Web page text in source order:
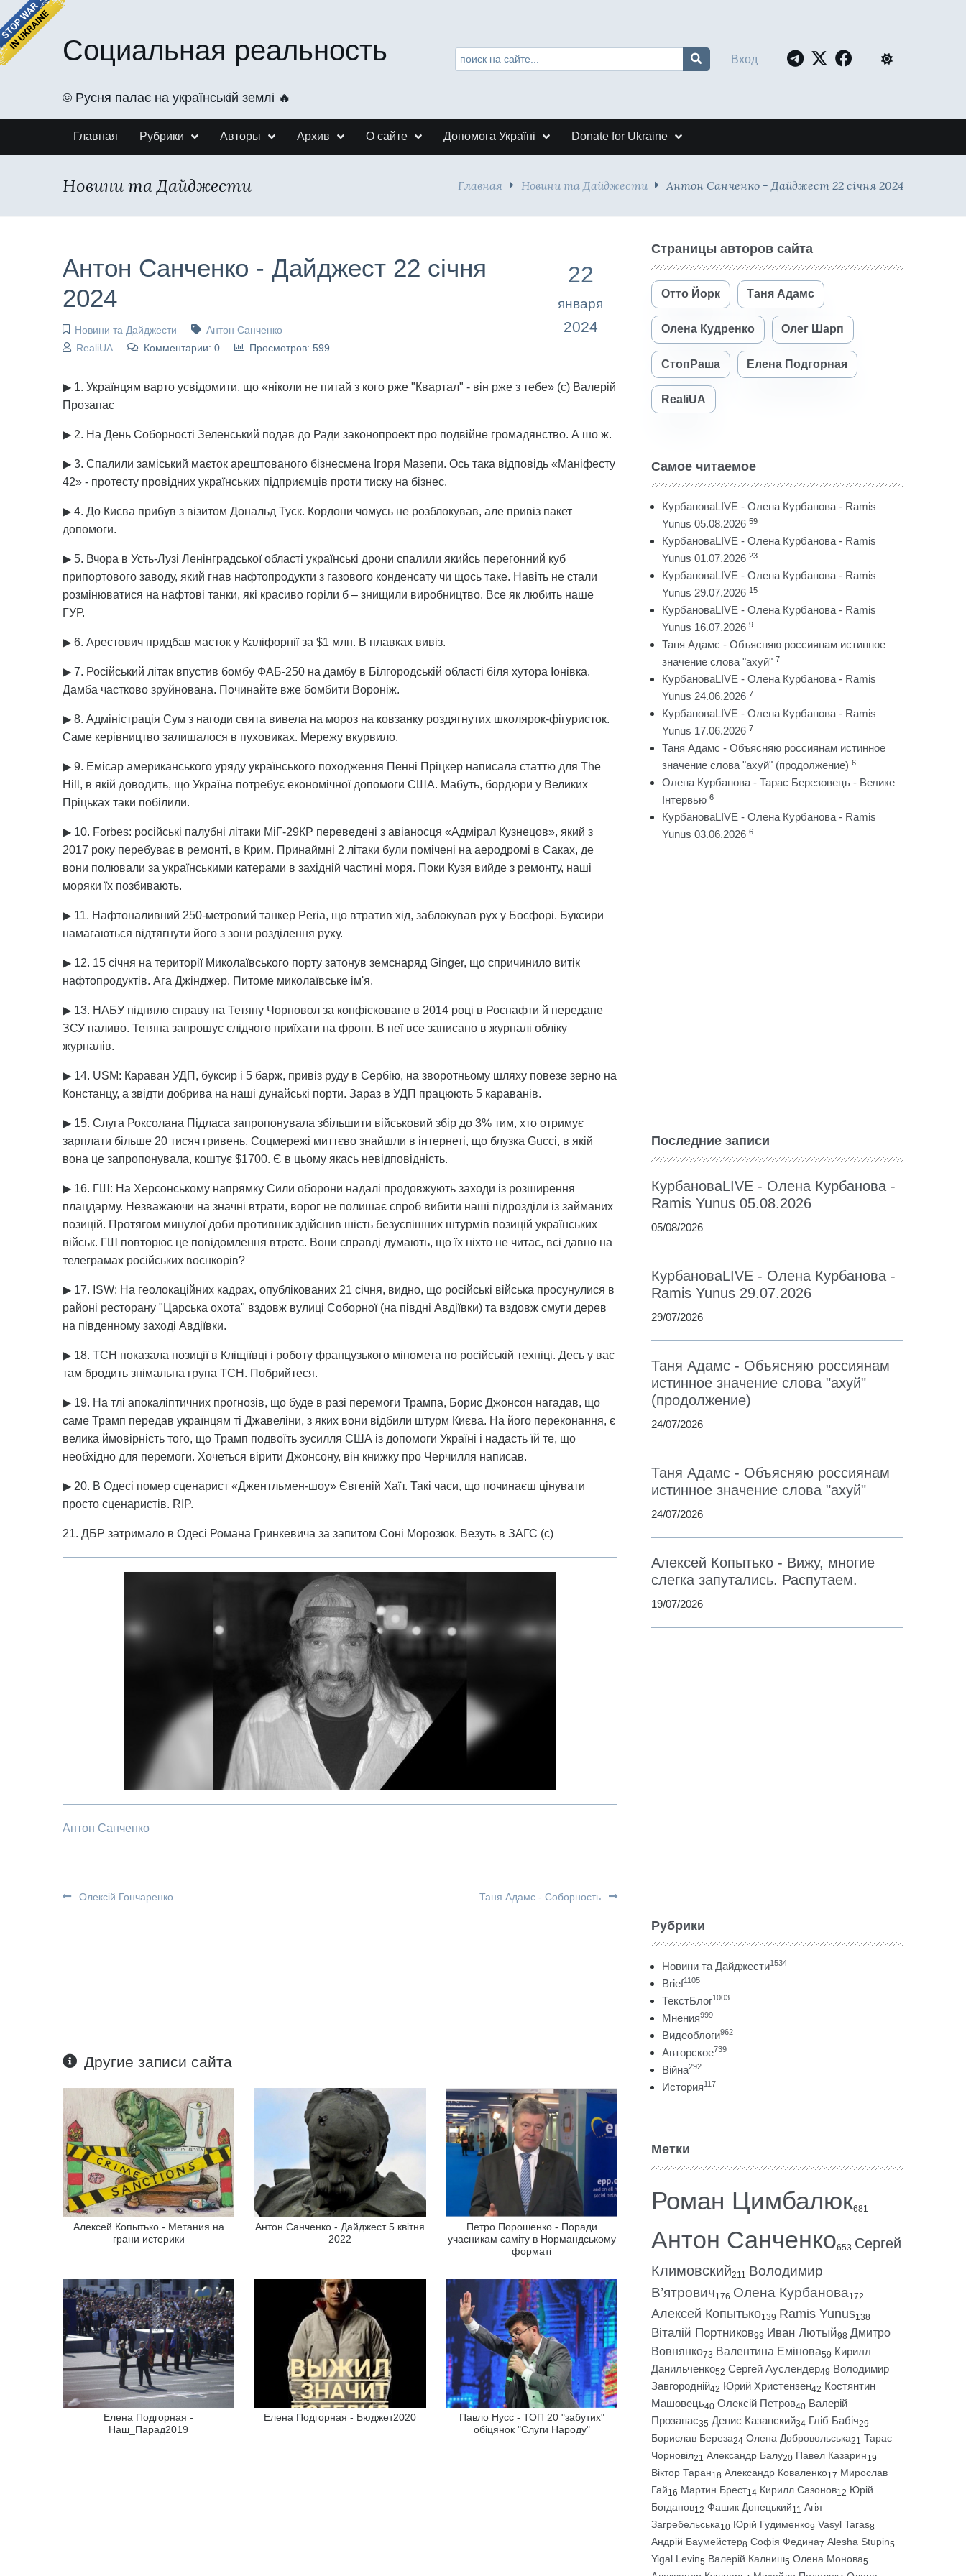
Социальная реальность
©️ Русня палає на українській землі 🔥
Вход
Главная Рубрики Авторы Архив О сайте Допомога Україні Donate for Ukraine
Новини та Дайджести Главная Новини та Дайджести Антон Санченко - Дайджест 22 січня 2024
Антон Санченко - Дайджест 22 січня
2024
Новини та Дайджести
Антон Санченко
RealiUA
Комментарии: 0 Просмотров: 599
22
января
2024
▶ 1. Українцям варто усвідомити, що «ніколи не питай з кого рже "Квартал" - він рже з тебе» (с) Валерій
Прозапас
▶ 2. На День Соборності Зеленський подав до Ради законопроект про подвійне громадянство. А шо ж.
▶ 3. Спалили заміський маєток арештованого бізнесмена Ігоря Мазепи. Ось така відповідь «Маніфесту
42» - протесту провідних українських підприємців проти тиску на бізнес.
▶ 4. До Києва прибув з візитом Дональд Туск. Кордони чомусь не розблокував, але привіз пакет
допомоги.
▶ 5. Вчора в Усть-Лузі Ленінградської області українські дрони спалили якийсь перегонний куб
припортового заводу, який гнав нафтопродукти з газового конденсату чи щось таке. Навіть не стали
розмінюватися на нафтові танки, які красиво горіли б – знищили виробництво. Все як любить наше
ГУР.
▶ 6. Арестович придбав маєток у Каліфорнії за $1 млн. В плавках вивіз.
▶ 7. Російський літак впустив бомбу ФАБ-250 на дамбу в Білгородській області біля хутора Іонівка.
Дамба частково зруйнована. Починайте вже бомбити Вороніж.
▶ 8. Адміністрація Сум з нагоди свята вивела на мороз на ковзанку роздягнутих школярок-фігуристок.
Саме керівництво залишалося в пуховиках. Мережу вкурвило.
▶ 9. Емісар американського уряду українського походження Пенні Пріцкер написала статтю для The
Hill, в якій доводить, що Україна потребує економічної допомоги США. Мабуть, бордюри у Великих
Пріцьках таки побілили.
▶ 10. Forbes: російські палубні літаки МіГ-29КР переведені з авіаносця «Адмірал Кузнецов», який з
2017 року перебуває в ремонті, в Крим. Принаймні 2 літаки були помічені на аеродромі в Саках, де
вони полювали за українськими катерами в західній частині моря. Поки Кузя вийде з ремонту, наші
моряки їх позбивають.
▶ 11. Нафтоналивний 250-метровий танкер Peria, що втратив хід, заблокував рух у Босфорі. Буксири
намагаються відтягнути його з зони розділення руху.
▶ 12. 15 січня на території Миколаївського порту затонув земснаряд Ginger, що спричинило витік
нафтопродуктів. Ага Джінджер. Питоме миколаївське ім'я.
▶ 13. НАБУ підняло справу на Тетяну Чорновол за конфісковане в 2014 році в Роснафти й передане
ЗСУ паливо. Тетяна запрошує слідчого приїхати на фронт. В неї все записано в журналі обліку
журналів.
▶ 14. USM: Караван УДП, буксир і 5 барж, привіз руду в Сербію, на зворотньому шляху повезе зерно на
Констанцу, а звідти добрива на наші дунайські порти. Зараз в УДП працюють 5 караванів.
▶ 15. Слуга Роксолана Підласа запропонувала збільшити військовий збір до 3% тим, хто отримує
зарплати більше 20 тисяч гривень. Соцмережі миттєво знайшли в інтернеті, що блузка Gucci, в якій
вона це запропонувала, коштує $1700. Є в цьому якась невідповідність.
▶ 16. ГШ: На Херсонському напрямку Сили оборони надалі продовжують заходи із розширення
плацдарму. Незважаючи на значні втрати, ворог не полишає спроб вибити наші підрозділи із займаних
позицій. Протягом минулої доби противник здійснив шість безуспішних штурмів позицій українських
військ. ГШ повторює це повідомлення втретє. Вони справді думають, що їх ніхто не читає, всі давно на
телеграмах російських воєнкорів?
▶ 17. ISW: На геолокаційних кадрах, опублікованих 21 січня, видно, що російські війська просунулися в
районі ресторану "Царська охота" вздовж вулиці Соборної (на півдні Авдіївки) та вздовж смуги дерев
на південному заході Авдіївки.
▶ 18. ТСН показала позиції в Кліщіївці і роботу французького міномета по російській техніці. Десь у вас
там бродить знімальна група ТСН. Побрийтеся.
▶ 19. На тлі апокаліптичних прогнозів, що буде в разі перемоги Трампа, Борис Джонсон нагадав, що
саме Трамп передав українцям ті Джавеліни, з яких вони відбили штурм Києва. На його переконання, є
велика ймовірність того, що Трамп подвоїть зусилля США із допомоги Україні і надасть їй те, що
необхідно для перемоги. Хочеться вірити Джонсону, він книжку про Черчилля написав.
▶ 20. В Одесі помер сценарист «Джентльмен-шоу» Євгеній Хаїт. Такі часи, що починаєш цінувати
просто сценаристів. RIP.
21. ДБР затримало в Одесі Романа Гринкевича за запитом Соні Морозюк. Везуть в ЗАГС (с)
Антон Санченко
Олексій Гончаренко Таня Адамс - Соборность
Другие записи сайта
Алексей Копытько - Метания на
грани истерики
Антон Санченко - Дайджест 5 квітня
2022
Петро Порошенко - Поради
учасникам саміту в Нормандському
форматі
Елена Подгорная -
Наш_Парад2019
Елена Подгорная - Бюджет2020
Павло Нусс - ТОП 20 "забутих"
обіцянок "Слуги Народу"
Страницы авторов сайта
Отто Йорк Таня Адамс
Олена Кудренко Олег Шарп
СтопРаша Елена Подгорная
RealiUA
Самое читаемое
КурбановаLIVE - Олена Курбанова - Ramis
Yunus 05.08.2026 59
КурбановаLIVE - Олена Курбанова - Ramis
Yunus 01.07.2026 23
КурбановаLIVE - Олена Курбанова - Ramis
Yunus 29.07.2026 15
КурбановаLIVE - Олена Курбанова - Ramis
Yunus 16.07.2026 9
Таня Адамс - Объясняю россиянам истинное
значение слова "ахуй" 7
КурбановаLIVE - Олена Курбанова - Ramis
Yunus 24.06.2026 7
КурбановаLIVE - Олена Курбанова - Ramis
Yunus 17.06.2026 7
Таня Адамс - Объясняю россиянам истинное
значение слова "ахуй" (продолжение) 6
Олена Курбанова - Тарас Березовець - Велике
Інтервью 6
КурбановаLIVE - Олена Курбанова - Ramis
Yunus 03.06.2026 6
Последние записи
КурбановаLIVE - Олена Курбанова -
Ramis Yunus 05.08.2026
05/08/2026
КурбановаLIVE - Олена Курбанова -
Ramis Yunus 29.07.2026
29/07/2026
Таня Адамс - Объясняю россиянам
истинное значение слова "ахуй"
(продолжение)
24/07/2026
Таня Адамс - Объясняю россиянам
истинное значение слова "ахуй"
24/07/2026
Алексей Копытько - Вижу, многие
слегка запутались. Распутаем.
19/07/2026
Рубрики
Новини та Дайджести1534
Brief1105
ТекстБлог1003
Мнения999
Видеоблоги962
Авторское739
Війна292
История117
Метки
Роман Цимбалюк681
Антон Санченко653 Сергей
Климовский211 Володимир
В’ятрович176 Олена Курбанова172
Алексей Копытько139 Ramis Yunus138
Віталій Портников99 Иван Лютый98 Дмитро
Вовнянко73 Валентина Емінова59 Кирилл
Данильченко52 Сергей Ауслендер49 Володимир
Завгородній42 Юрий Христензен42 Костянтин
Машовець40 Олексій Петров40 Валерій
Прозапас35 Денис Казанский34 Гліб Бабіч29
Борислав Береза24 Олена Добровольська21 Тарас
Чорновіл21 Александр Балу20 Павел Казарин19
Віктор Таран18 Александр Коваленко17 Мирослав
Гай16 Мартин Брест14 Кирилл Сазонов12 Юрій
Богданов12 Фашик Донецький11 Агія
Загребельська10 Юрій Гудименко9 Vasyl Taras8
Андрій Баумейстер8 Софія Федина7 Alesha Stupin5
Yigal Levin5 Валерій Калниш5 Олена Монова5